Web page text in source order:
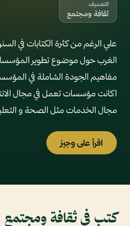
التصنيف
ثقافة ومجتمع
علي الرغم من كثرة الكتابات في
الغرب حول موضوع تطوير
مفاهيم الجودة الشاملة في
اكانت مؤسسات تعمل في مجال
مجال الخدمات مثل الصحة و
اقرأ على وجيز
كتب في ثقافة ومجتمع